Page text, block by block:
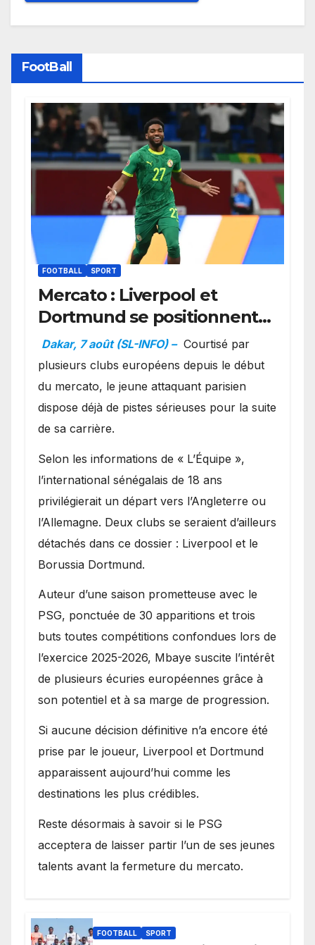
FootBall
FOOTBALL SPORT
Mercato : Liverpool et
Dortmund se positionnent
en favoris pour recruter
Ibrahim Mbaye
Dakar, 7 août (SL-INFO) – Courtisé par
plusieurs clubs européens depuis le début
du mercato, le jeune attaquant parisien
dispose déjà de pistes sérieuses pour la suite
de sa carrière.
Selon les informations de « L’Équipe »,
l’international sénégalais de 18 ans
privilégierait un départ vers l’Angleterre ou
l’Allemagne. Deux clubs se seraient d’ailleurs
détachés dans ce dossier : Liverpool et le
Borussia Dortmund.
Auteur d’une saison prometteuse avec le
PSG, ponctuée de 30 apparitions et trois
buts toutes compétitions confondues lors de
l’exercice 2025-2026, Mbaye suscite l’intérêt
de plusieurs écuries européennes grâce à
son potentiel et à sa marge de progression.
Si aucune décision définitive n’a encore été
prise par le joueur, Liverpool et Dortmund
apparaissent aujourd’hui comme les
destinations les plus crédibles.
Reste désormais à savoir si le PSG
acceptera de laisser partir l’un de ses jeunes
talents avant la fermeture du mercato.
FOOTBALL SPORT